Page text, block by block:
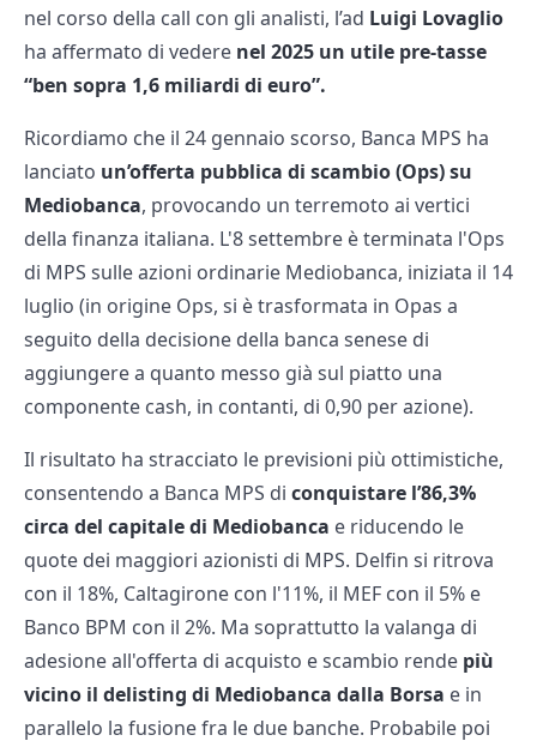
nel corso della call con gli analisti, l’ad Luigi Lovaglio
ha affermato di vedere nel 2025 un utile pre-tasse
“ben sopra 1,6 miliardi di euro”.
Ricordiamo che il 24 gennaio scorso, Banca MPS ha
lanciato un’offerta pubblica di scambio (Ops) su
Mediobanca, provocando un terremoto ai vertici
della finanza italiana. L'8 settembre è terminata l'Ops
di MPS sulle azioni ordinarie Mediobanca, iniziata il 14
luglio (in origine Ops, si è trasformata in Opas a
seguito della decisione della banca senese di
aggiungere a quanto messo già sul piatto una
componente cash, in contanti, di 0,90 per azione).
Il risultato ha stracciato le previsioni più ottimistiche,
consentendo a Banca MPS di conquistare l’86,3%
circa del capitale di Mediobanca e riducendo le
quote dei maggiori azionisti di MPS. Delfin si ritrova
con il 18%, Caltagirone con l'11%, il MEF con il 5% e
Banco BPM con il 2%. Ma soprattutto la valanga di
adesione all'offerta di acquisto e scambio rende più
vicino il delisting di Mediobanca dalla Borsa e in
parallelo la fusione fra le due banche. Probabile poi